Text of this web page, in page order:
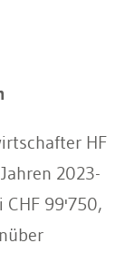
HF
2023-
99'750,